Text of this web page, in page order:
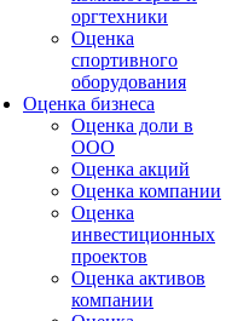
оргтехники
Оценка
спортивного
оборудования
Оценка бизнеса
Оценка доли в
ООО
Оценка акций
Оценка компании
Оценка
инвестиционных
проектов
Оценка активов
компании